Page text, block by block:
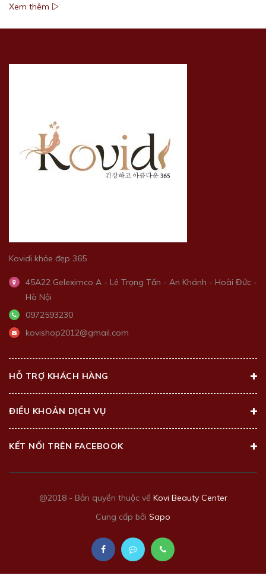
Xem thêm
Kovidi khỏe đẹp 365
45A22 Geleximco A - Lê Trọng Tấn - An Khánh - Hoài Đức -
Hà Nội
0972593230
kovishop2012@gmail.com
HỖ TRỢ KHÁCH HÀNG
ĐIỀU KHOẢN DỊCH VỤ
KẾT NỐI TRÊN FACEBOOK
@2018 - Bản quyền thuộc về Kovi Beauty Center
Cung cấp bởi Sapo